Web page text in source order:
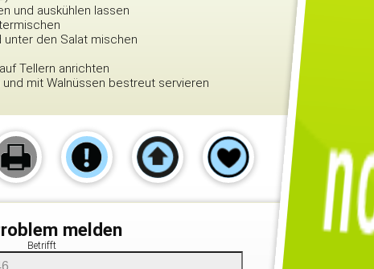
und auskühlen lassen
unter den Salat mischen
Tellern anrichten
mit Walnüssen bestreut servieren
melden
Betrifft